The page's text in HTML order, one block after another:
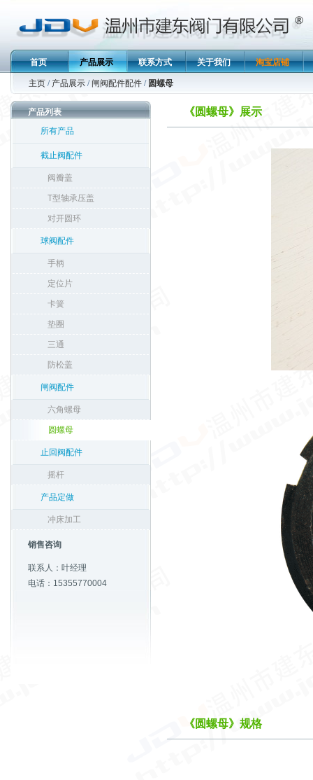
首页 产品展示 联系方式 关于我们 淘宝店铺
主页 / 产品展示 / 闸阀配件配件 / 圆螺母
《圆螺母》展示
《圆螺母》规格
产品列表
所有产品
截止阀配件
阀瓣盖
T型轴承压盖
对开圆环
球阀配件
手柄
定位片
卡簧
垫圈
三通
防松盖
闸阀配件
六角螺母
圆螺母
止回阀配件
摇杆
产品定做
冲床加工
销售咨询
联系人：叶经理
电话：15355770004